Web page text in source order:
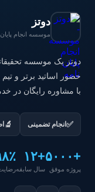
دوتز
موسسه انجام پایان
با مشاوره رایگان در
✅ انجام تضمینی 🔬
+۵۰۰۰
پروژه موفق
+۱۲
سال سابقه